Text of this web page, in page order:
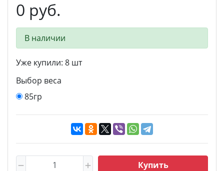
0 руб.
В наличии
Уже купили: 8 шт
Выбор веса
85гр
Купить